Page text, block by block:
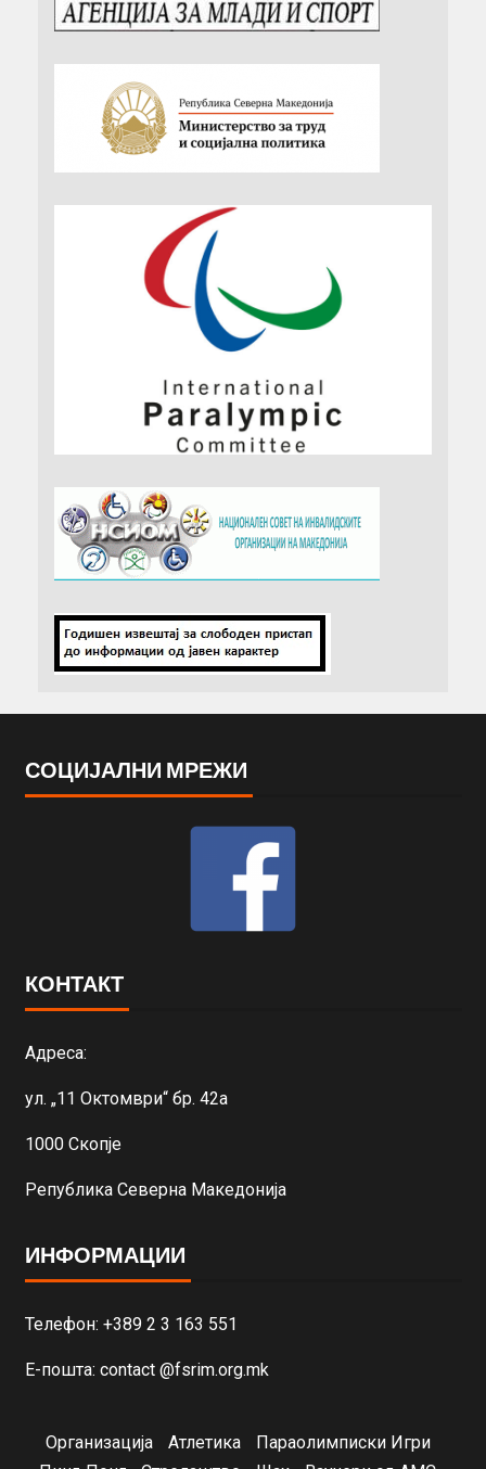
СОЦИЈАЛНИ МРЕЖИ
КОНТАКТ
Адреса:
ул. „11 Октомври“ бр. 42а
1000 Скопје
Република Северна Македонија
ИНФОРМАЦИИ
Телефон: +389 2 3 163 551
Е-пошта: contact @fsrim.org.mk
Организација Атлетика
Параолимписки Игри